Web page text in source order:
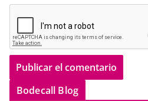
Bodecall Blog